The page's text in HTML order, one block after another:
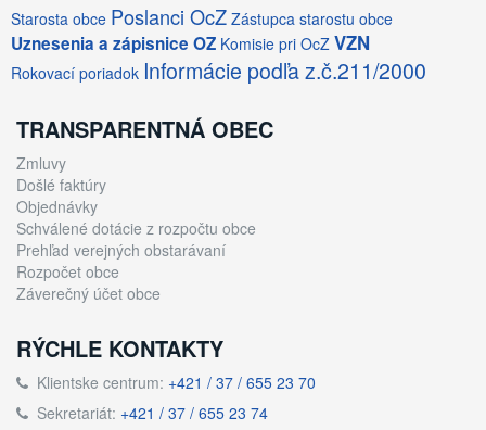
Starosta obce Poslanci OcZ Zástupca starostu obce
Uznesenia a zápisnice OZ Komisie pri OcZ VZN
Rokovací poriadok Informácie podľa z.č.211/2000
TRANSPARENTNÁ OBEC
Zmluvy
Došlé faktúry
Objednávky
Schválené dotácie z rozpočtu obce
Prehľad verejných obstarávaní
Rozpočet obce
Záverečný účet obce
RÝCHLE KONTAKTY
Klientske centrum: +421 / 37 / 655 23 70
Sekretariát: +421 / 37 / 655 23 74